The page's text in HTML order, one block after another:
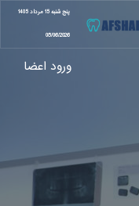
پنج شنبه 15 مرداد 1405
08/06/2026
ورود اعضا